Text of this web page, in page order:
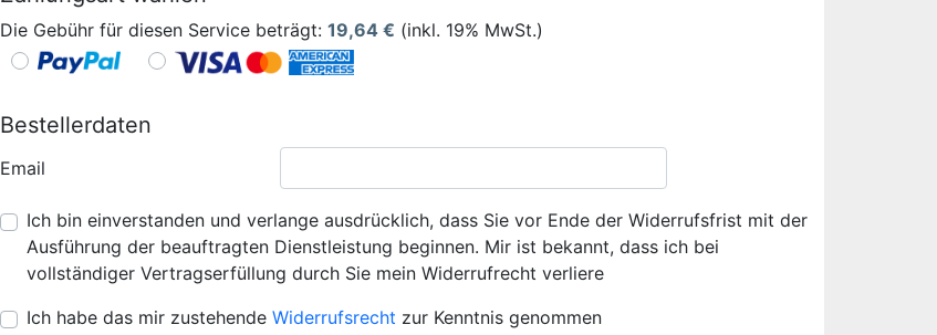
Die Gebühr für diesen Service beträgt: 19,64 € (inkl. 19% MwSt.)
Bestellerdaten
Email
Ich bin einverstanden und verlange ausdrücklich, dass Sie vor Ende der Widerrufsfrist mit der
Ausführung der beauftragten Dienstleistung beginnen. Mir ist bekannt, dass ich bei
vollständiger Vertragserfüllung durch Sie mein Widerrufrecht verliere
Ich habe das mir zustehende Widerrufsrecht zur Kenntnis genommen